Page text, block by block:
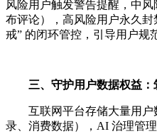
风险用户触发警告提醒，中
布评论），高风险用户永久
戒” 的闭环管控，引导用户规
三、守护用户数据权益：
互联网平台存储大量用
录、消费数据），AI 治理管